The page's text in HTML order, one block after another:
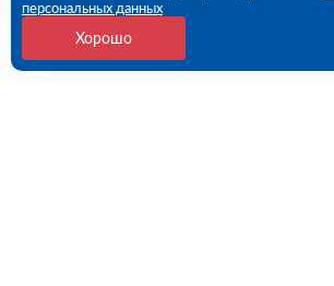
персональных данных
Хорошо